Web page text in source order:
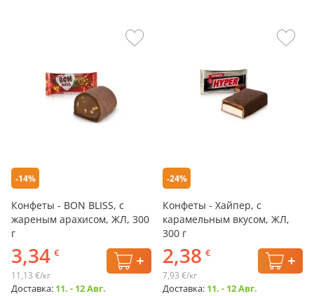
-14%
Конфеты - BON BLISS, с
жареным арахисом, ЖЛ, 300
г
3,34 €
11,13 €/кг
Доставка: 11. - 12 Авг.
-24%
Конфеты - Хайпер, с
карамельным вкусом, ЖЛ,
300 г
2,38 €
7,93 €/кг
Доставка: 11. - 12 Авг.